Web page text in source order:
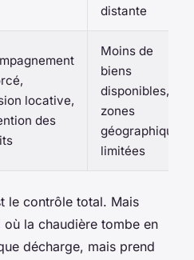
distante
locative,
des
Moins de
biens
disponibles,
zones
géographiques
limitées
le contrôle total. Mais
où la chaudière tombe en
décharge, mais prend